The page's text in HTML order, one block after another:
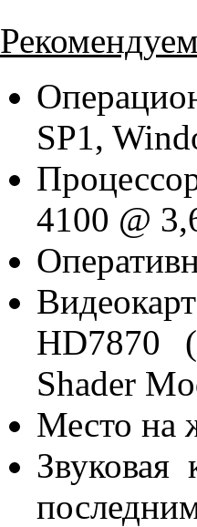
SP1,
4100 @
HD7870
Shader
Место на
Звуковая